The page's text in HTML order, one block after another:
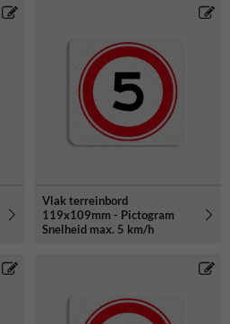
Vlak terreinbord
119x109mm - Pictogram
Snelheid max. 5 km/h